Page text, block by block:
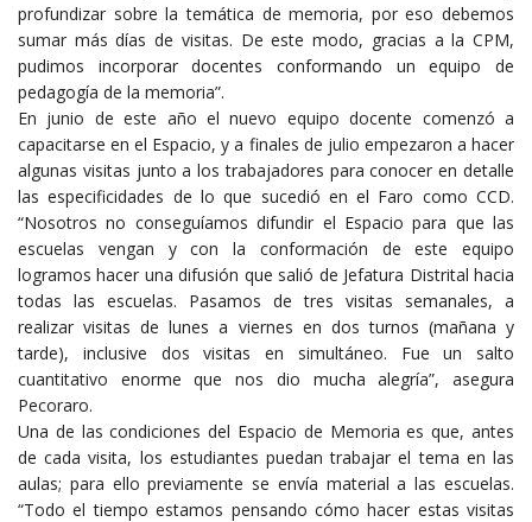
profundizar sobre la temática de memoria, por eso debemos
sumar más días de visitas. De este modo, gracias a la CPM,
pudimos incorporar docentes conformando un equipo de
pedagogía de la memoria”.
En junio de este año el nuevo equipo docente comenzó a
capacitarse en el Espacio, y a finales de julio empezaron a hacer
algunas visitas junto a los trabajadores para conocer en detalle
las especificidades de lo que sucedió en el Faro como CCD.
“Nosotros no conseguíamos difundir el Espacio para que las
escuelas vengan y con la conformación de este equipo
logramos hacer una difusión que salió de Jefatura Distrital hacia
todas las escuelas. Pasamos de tres visitas semanales, a
realizar visitas de lunes a viernes en dos turnos (mañana y
tarde), inclusive dos visitas en simultáneo. Fue un salto
cuantitativo enorme que nos dio mucha alegría”, asegura
Pecoraro.
Una de las condiciones del Espacio de Memoria es que, antes
de cada visita, los estudiantes puedan trabajar el tema en las
aulas; para ello previamente se envía material a las escuelas.
“Todo el tiempo estamos pensando cómo hacer estas visitas